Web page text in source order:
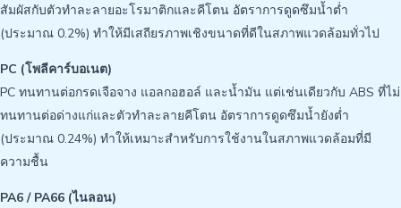
สัมผัสกับตัวทำละลายอะโรมาติกและคีโตน อัตราการดูดซึมน้ำต่ำ
(ประมาณ 0.2%) ทำให้มีเสถียรภาพเชิงขนาดที่ดีในสภาพแวดล้อมทั่วไป
PC (โพลีคาร์บอเนต)
PC ทนทานต่อกรดเจือจาง แอลกอฮอล์ และน้ำมัน แต่เช่นเดียวกับ ABS ที่ไม่
ทนทานต่อด่างแก่และตัวทำละลายคีโตน อัตราการดูดซึมน้ำยังต่ำ
(ประมาณ 0.24%) ทำให้เหมาะสำหรับการใช้งานในสภาพแวดล้อมที่มี
ความชื้น
PA6 / PA66 (ไนลอน)